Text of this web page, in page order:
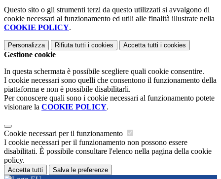
Questo sito o gli strumenti terzi da questo utilizzati si avvalgono di
cookie necessari al funzionamento ed utili alle finalità illustrate nella
COOKIE POLICY.
Personalizza Rifiuta tutti i cookies Accetta tutti i cookies
Gestione cookie
In questa schermata è possibile scegliere quali cookie consentire.
I cookie necessari sono quelli che consentono il funzionamento della
piattaforma e non è possibile disabilitarli.
Per conoscere quali sono i cookie necessari al funzionamento potete
visionare la COOKIE POLICY.
Cookie necessari per il funzionamento
I cookie necessari per il funzionamento non possono essere
disabilitati. È possibile consultare l'elenco nella pagina della cookie
policy.
Accetta tutti Salva le preferenze